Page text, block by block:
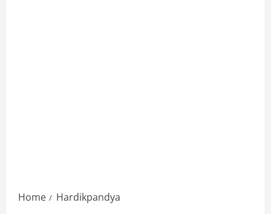
Home Hardikpandya